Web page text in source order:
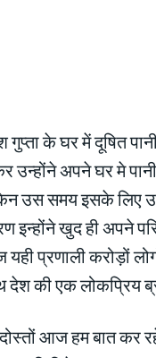
गुप्ता के घर में दूषित
उन्होंने अपने घर मे
उस समय इसके लिए
इन्होंने खुद ही अपने
प्रणाली करोड़ों
देश की एक लोकप्रिय
आज हम बात कर